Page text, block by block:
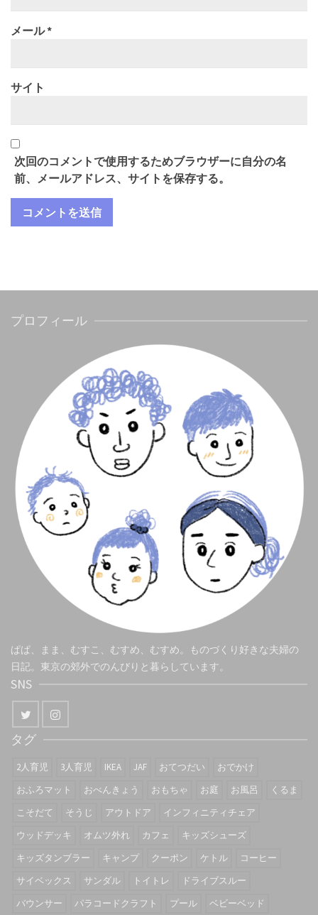
メール*
サイト
次回のコメントで使用するためブラウザーに自分の名
前、メールアドレス、サイトを保存する。
プロフィール
ぱぱ、まま、むすこ、むすめ、むすめ。ものづくり好きな夫婦の
日記。東京の郊外でのんびりと暮らしています。
SNS
タグ
2人育児 3人育児 IKEA JAF おてつだい
おでかけ
おふろマット
おべんきょう おもちゃ お庭 お風呂
くるま
こそだて
そうじ アウトドア
インフィニティチェア
ウッドデッキ
オムツ外れ カフェ
キッズシューズ
キッズタンブラー
キャンプ クーポン ケトル
コーヒー
サイベックス
サンダル トイトレ
ドライブスルー
バウンサー
パラコードクラフト プール ベビーベッド